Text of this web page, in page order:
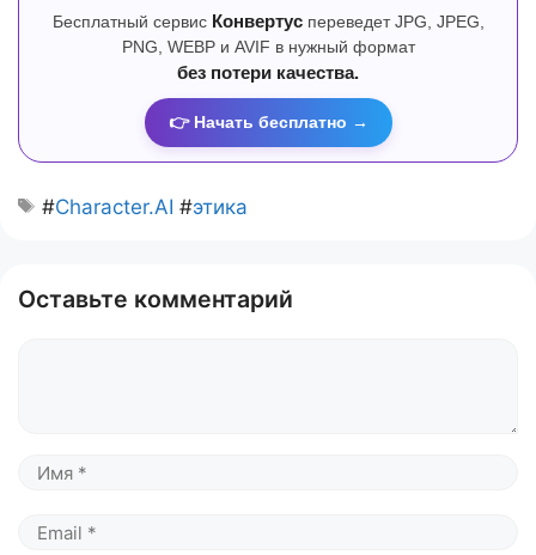
Бесплатный сервис Конвертуспереведет JPG, JPEG,
PNG, WEBP и AVIF в нужный формат
без потери качества.
👉 Начать бесплатно →
#Character.AI #этика
Оставьте комментарий
Имя
Email